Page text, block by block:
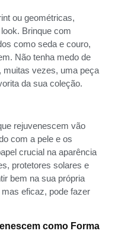
ou geométricas,
Brinque com
como seda e couro,
Não tenha medo de
muitas vezes, uma peça
da sua coleção.
rejuvenescem vão
com a pele e os
crucial na aparência
protetores solares e
bem na sua própria
eficaz, pode fazer
como Forma